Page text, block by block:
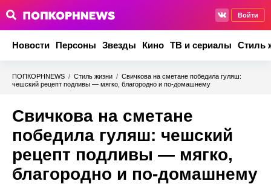
Войти
Новости Персоны Звезды Кино ТВ и сериалы Стиль
ПОПКОРНNEWS / Стиль жизни / Свичкова на сметане победила гуляш:
чешский рецепт подливы — мягко, благородно и по-домашнему
Свичкова на сметане
победила гуляш: чешский
рецепт подливы — мягко,
благородно и по-домашнему